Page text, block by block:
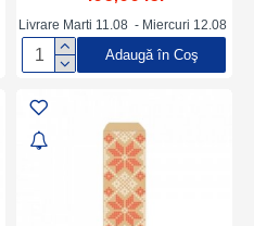
Ambalare pentru Farmacie,
Ambalaje Hartie pentru
Farmacie, Ambalaje Hartie
Imprimata pentru
Ambalare pentru Farmacii
Livrare Marti 11.08 - Miercuri 12.08
Adaugă în Coş